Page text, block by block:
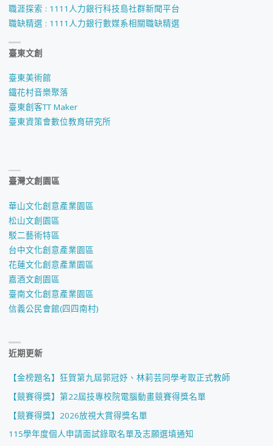
職涯探索 : 1111人力銀行科技島社群新聞平台
職缺精選 : 1111人力銀行數媒系相關職缺精選
臺東文創
臺東美術館
鐵花村音樂聚落
臺東創客TT Maker
臺東資策會數位教育研究所
臺灣文創園區
華山文化創意產業園區
松山文創園區
駁二藝術特區
台中文化創意產業園區
花蓮文化創意產業園區
嘉酒文創園區
臺南文化創意產業園區
信義公民會館(四四南村)
近期更新
【金榜題名】狂賀第九屆郭冠妤、林莉芸同學考取正式教師
【競賽得獎】第22屆技專校院電腦動畫競賽得獎名單
【競賽得獎】2026放視大賞得獎名單
115學年度個人申請面試錄取名單及志願選填通知